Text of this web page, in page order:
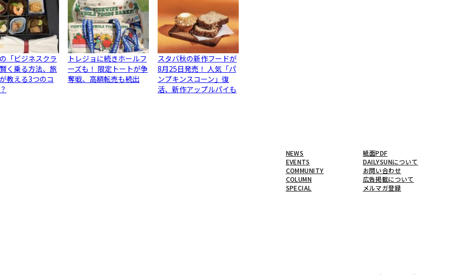
「ビジネスクラ
く乗る方法、旅
教える3つのコ
トレジョに続きホールフ
ーズも！ 限定トートが争
奪戦、高額転売も続出
スタバ秋の新作フードが
8月25日発売！ 人気「パ
ンプキンスコーン」復
活、新作アップルパイも
NEWS
EVENTS
COMMUNITY
COLUMN
SPECIAL
紙面PDF
DAILYSUNについて
お問い合わせ
広告掲載について
メルマガ登録